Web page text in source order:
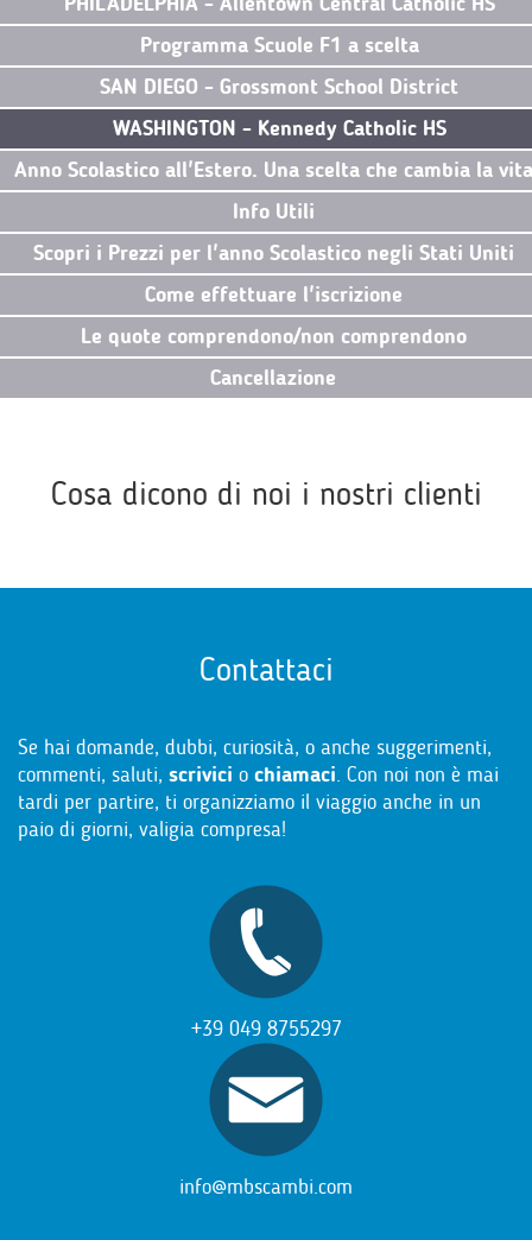
Programma Scuole F1 a scelta
SAN DIEGO - Grossmont School District
WASHINGTON - Kennedy Catholic HS
Anno Scolastico all'Estero. Una scelta che cambia la vita
Info Utili
Scopri i Prezzi per l'anno Scolastico negli Stati Uniti
Come effettuare l'iscrizione
Le quote comprendono/non comprendono
Cancellazione
Cosa dicono di noi i nostri clienti
Contattaci
Se hai domande, dubbi, curiosità, o anche suggerimenti,
commenti, saluti, scrivici o chiamaci. Con noi non è mai
tardi per partire, ti organizziamo il viaggio anche in un
paio di giorni, valigia compresa!
+39 049 8755297
info@mbscambi.com